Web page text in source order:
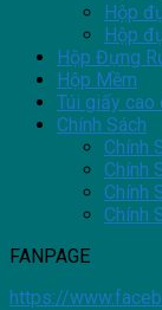
Hộp
Hộp
Hộp Đựng
Hộp Mềm
Túi giấy cao
Chính Sách
Chính
Chính
Chính
Chính
FANPAGE
https://